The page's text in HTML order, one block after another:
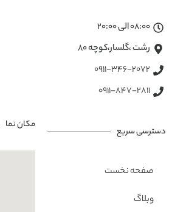
08:00 الی 20:00
رشت ،گلسار،کوچه ۸۰
0911-346-2072
0911-847-2811
دسترسی سریع
صفحه نخست
وبلاگ
مکان نما